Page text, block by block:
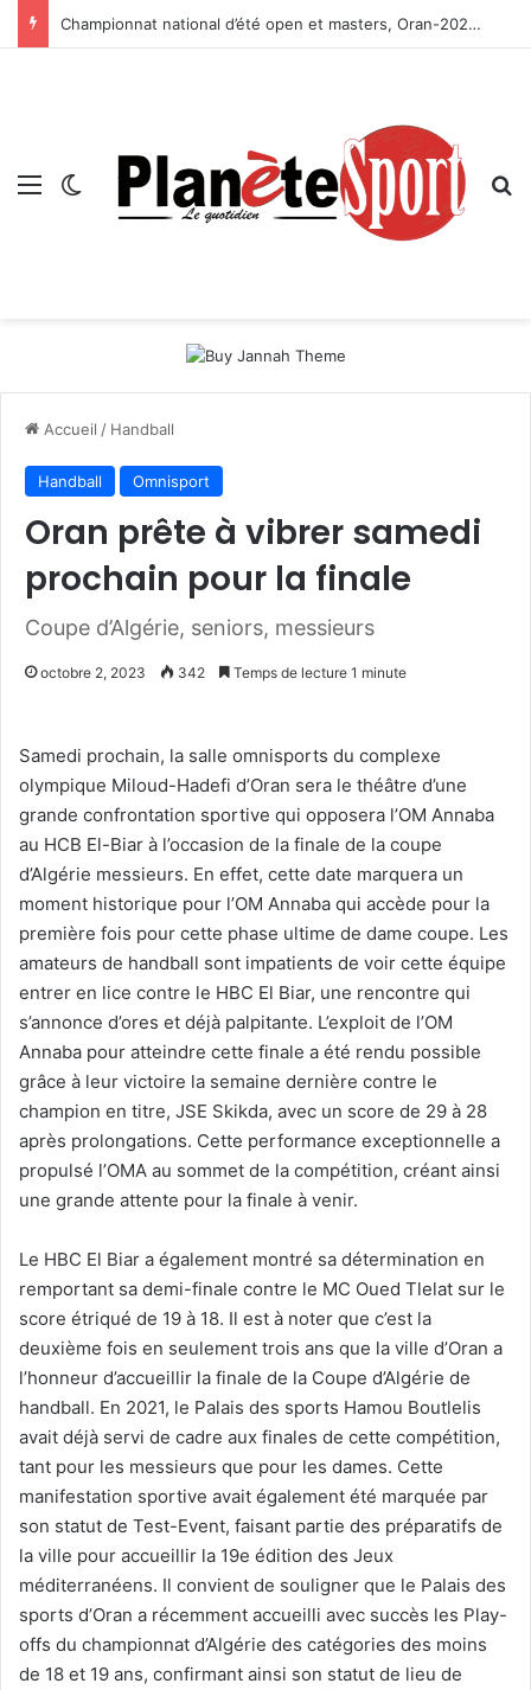
Championnat national d’été open et masters, Oran-2026 — Le CRB s’adjuge le titre
Menu Switch skin
Accueil / Handball
Handball Omnisport
Oran prête à vibrer samedi
prochain pour la finale
Coupe d’Algérie, seniors, messieurs
octobre 2, 2023 342 Temps de lecture 1 minute
Samedi prochain, la salle omnisports du complexe
olympique Miloud-Hadefi d’Oran sera le théâtre d’une
grande confrontation sportive qui opposera l’OM Annaba
au HCB El-Biar à l’occasion de la finale de la coupe
d’Algérie messieurs. En effet, cette date marquera un
moment historique pour l’OM Annaba qui accède pour la
première fois pour cette phase ultime de dame coupe. Les
amateurs de handball sont impatients de voir cette équipe
entrer en lice contre le HBC El Biar, une rencontre qui
s’annonce d’ores et déjà palpitante. L’exploit de l’OM
Annaba pour atteindre cette finale a été rendu possible
grâce à leur victoire la semaine dernière contre le
champion en titre, JSE Skikda, avec un score de 29 à 28
après prolongations. Cette performance exceptionnelle a
propulsé l’OMA au sommet de la compétition, créant ainsi
une grande attente pour la finale à venir.
Le HBC El Biar a également montré sa détermination en
remportant sa demi-finale contre le MC Oued Tlelat sur le
score étriqué de 19 à 18. Il est à noter que c’est la
deuxième fois en seulement trois ans que la ville d’Oran a
l’honneur d’accueillir la finale de la Coupe d’Algérie de
handball. En 2021, le Palais des sports Hamou Boutlelis
avait déjà servi de cadre aux finales de cette compétition,
tant pour les messieurs que pour les dames. Cette
manifestation sportive avait également été marquée par
son statut de Test-Event, faisant partie des préparatifs de
la ville pour accueillir la 19e édition des Jeux
méditerranéens. Il convient de souligner que le Palais des
sports d’Oran a récemment accueilli avec succès les Play-
offs du championnat d’Algérie des catégories des moins
de 18 et 19 ans, confirmant ainsi son statut de lieu de